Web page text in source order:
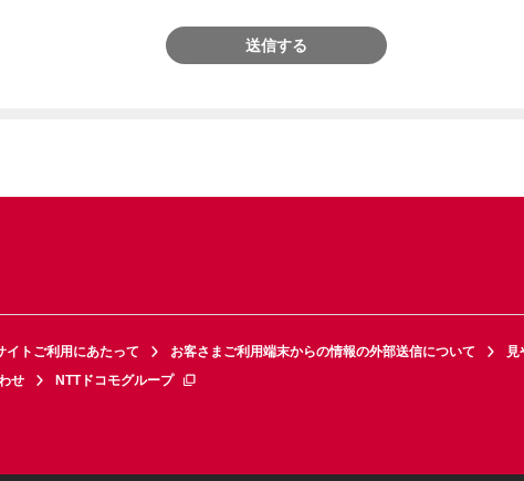
送信する
イトご利用にあたって お客さまご利用端末からの情報の外部送信について
見
せ NTTドコモグループ